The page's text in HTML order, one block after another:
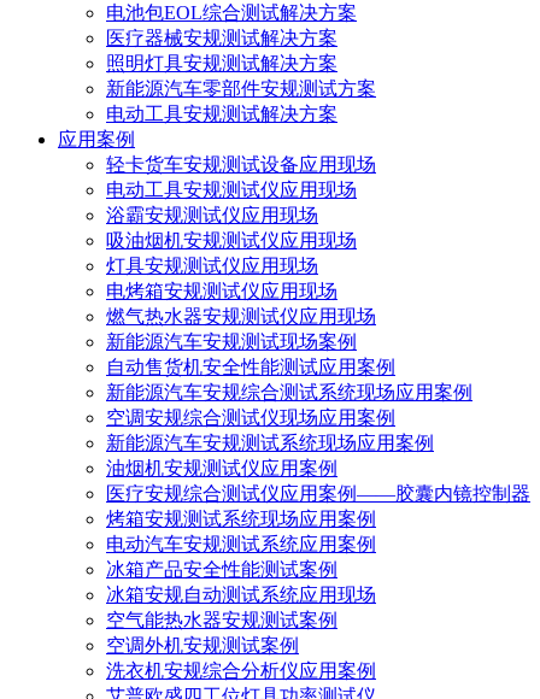
电池包EOL综合测试解决方案
医疗器械安规测试解决方案
照明灯具安规测试解决方案
新能源汽车零部件安规测试方案
电动工具安规测试解决方案
应用案例
轻卡货车安规测试设备应用现场
电动工具安规测试仪应用现场
浴霸安规测试仪应用现场
吸油烟机安规测试仪应用现场
灯具安规测试仪应用现场
电烤箱安规测试仪应用现场
燃气热水器安规测试仪应用现场
新能源汽车安规测试现场案例
自动售货机安全性能测试应用案例
新能源汽车安规综合测试系统现场应用案例
空调安规综合测试仪现场应用案例
新能源汽车安规测试系统现场应用案例
油烟机安规测试仪应用案例
医疗安规综合测试仪应用案例——胶囊内镜控制器
烤箱安规测试系统现场应用案例
电动汽车安规测试系统应用案例
冰箱产品安全性能测试案例
冰箱安规自动测试系统应用现场
空气能热水器安规测试案例
空调外机安规测试案例
洗衣机安规综合分析仪应用案例